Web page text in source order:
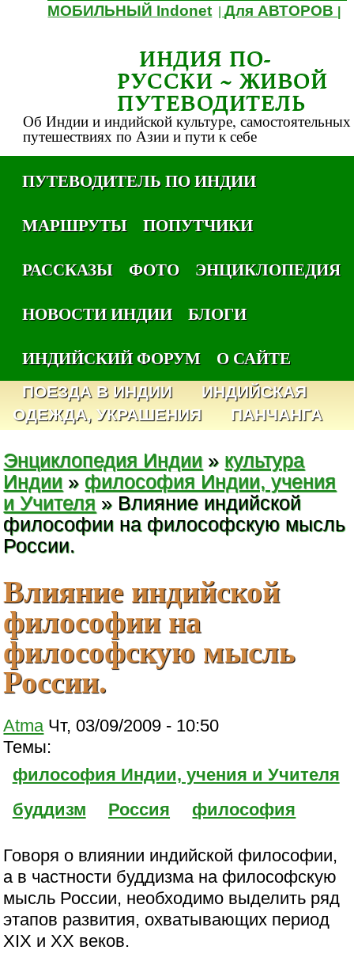
МОБИЛЬНЫЙ Indonet |Для АВТОРОВ
ИНДИЯ ПО-
РУССКИ ~ ЖИВОЙ
ПУТЕВОДИТЕЛЬ
Об Индии и индийской культуре, самостоятельных
путешествиях по Азии и пути к себе
ПУТЕВОДИТЕЛЬ ПО ИНДИИ
МАРШРУТЫ
ПОПУТЧИКИ
РАССКАЗЫ
ФОТО
ЭНЦИКЛОПЕДИЯ
НОВОСТИ ИНДИИ
БЛОГИ
ИНДИЙСКИЙ ФОРУМ
О САЙТЕ
ПОЕЗДА В ИНДИИ
ИНДИЙСКАЯ
ОДЕЖДА, УКРАШЕНИЯ
ПАНЧАНГА
Энциклопедия Индии » культура
Индии » философия Индии, учения
и Учителя » Влияние индийской
философии на философскую мысль
России.
Влияние индийской
философии на
философскую мысль
России.
Atma Чт, 03/09/2009 - 10:50
Темы:
философия Индии, учения и Учителя
буддизм
Россия философия
Говоря о влиянии индийской философии,
а в частности буддизма на философскую
мысль России, необходимо выделить ряд
этапов развития, охватывающих период
XIX и XX веков.